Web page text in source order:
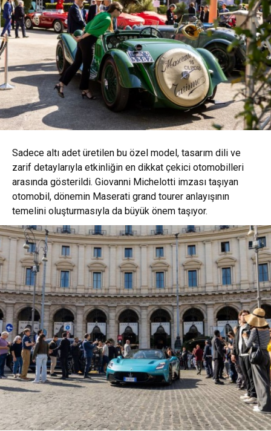
Sadece altı adet üretilen bu özel model, tasarım dili ve
zarif detaylarıyla etkinliğin en dikkat çekici otomobilleri
arasında gösterildi. Giovanni Michelotti imzası taşıyan
otomobil, dönemin Maserati grand tourer anlayışının
temelini oluşturmasıyla da büyük önem taşıyor.